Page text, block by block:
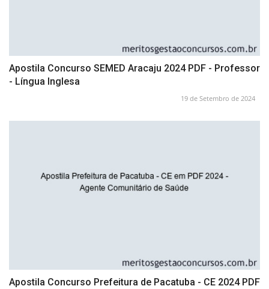
Apostila Concurso SEMED Aracaju 2024 PDF - Professor
- Língua Inglesa
19 de Setembro de 2024
Apostila Concurso Prefeitura de Pacatuba - CE 2024 PDF